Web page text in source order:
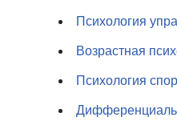
Психология
Возрастная
Психология